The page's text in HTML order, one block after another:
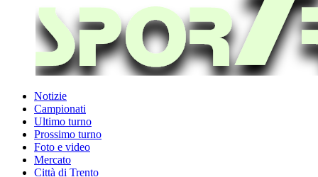
Notizie
Campionati
Ultimo turno
Prossimo turno
Foto e video
Mercato
Città di Trento